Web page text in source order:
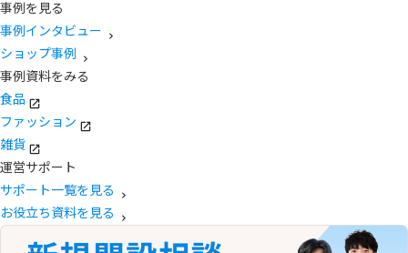
事例を見る
事例インタビュー
ショップ事例
事例資料をみる
食品
ファッション
雑貨
運営サポート
サポート一覧を見る
お役立ち資料を見る